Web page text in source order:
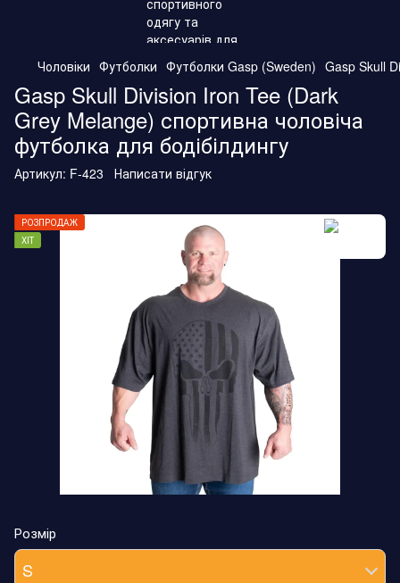
Чоловіки Футболки Футболки Gasp (Sweden) Gasp Skull
Gasp Skull Division Iron Tee (Dark
Grey Melange) спортивна чоловіча
футболка для бодібілдингу
Артикул: F-423 Написати відгук
РОЗПРОДАЖ
ХІТ
Розмір
S